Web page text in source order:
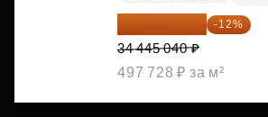
30 311 635 ₽ -12%
34 445 040 ₽
497 728 ₽ за м²